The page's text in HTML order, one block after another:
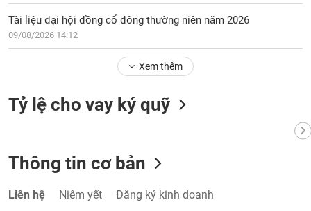
Tài liệu đại hội đồng cổ đông thường niên năm 2026
09/08/2026 14:12
Xem thêm
Tỷ lệ cho vay ký quỹ
Thông tin cơ bản
Liên hệ Niêm yết Đăng ký kinh doanh
tư
tài
chính
liệu